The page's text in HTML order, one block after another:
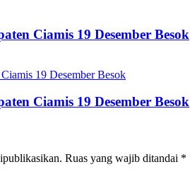
Ciamis 19 Desember Besok
Ciamis 19 Desember Besok
Ruas yang wajib ditandai *